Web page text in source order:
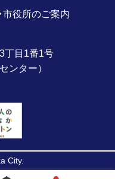
丁目1番1号
ンター）
市役所のご案内
City.